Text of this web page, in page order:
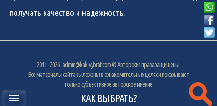
получать качество и надежность.
2011 - 2026 admin@kak-vybrat.com© Авторские права защищены.
Все материалы сайта выложены в ознакомительных целях и показывают
только субъективное авторское мнение.
КАК ВЫБРАТЬ?